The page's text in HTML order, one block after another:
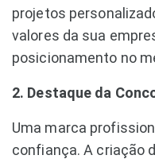
projetos
valores da sua
posicionamento no
2. Destaque da
Uma marca
confiança. A criação